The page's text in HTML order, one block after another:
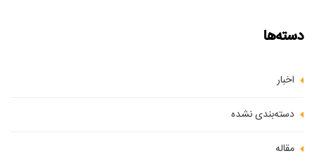
دسته‌ها
اخبار
دسته‌بندی نشده
مقاله